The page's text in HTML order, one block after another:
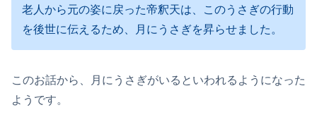
老人から元の姿に戻った帝釈天は、このうさぎの行動
を後世に伝えるため、月にうさぎを昇らせました。
このお話から、月にうさぎがいるといわれるようになった
ようです。